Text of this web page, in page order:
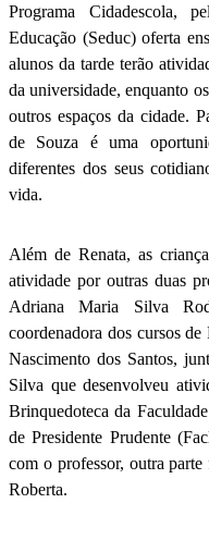
Programa Cidadescola,
Educação (Seduc) oferta
alunos da tarde terão
da universidade, enquanto
outros espaços da cidade.
de Souza é uma
diferentes dos seus
vida.
Além de Renata, as
atividade por outras duas
Adriana Maria Silva
coordenadora dos cursos
Nascimento dos Santos,
Silva que desenvolveu
Brinquedoteca da
de Presidente Prudente
com o professor, outra
Roberta.